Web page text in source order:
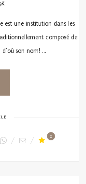
est une institution dans les
composé de
son nom! …
0